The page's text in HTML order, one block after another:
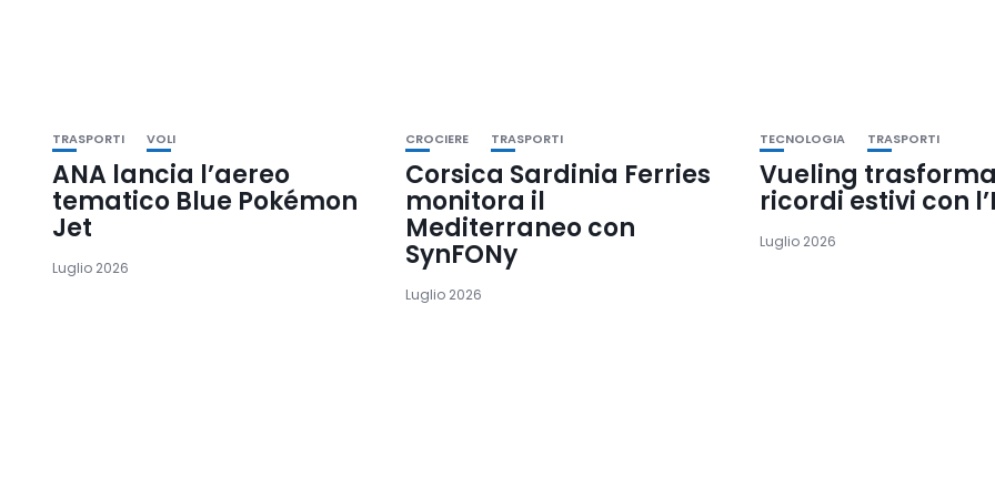
TRASPORTI VOLI
ANA lancia l’aereo
tematico Blue Pokémon
Jet
Luglio 2026
CROCIERE TRASPORTI
Corsica Sardinia Ferries
monitora il
Mediterraneo con
SynFONy
Luglio 2026
TECNOLOGIA TRASPORTI
Vueling
ricordi estivi con
Luglio 2026